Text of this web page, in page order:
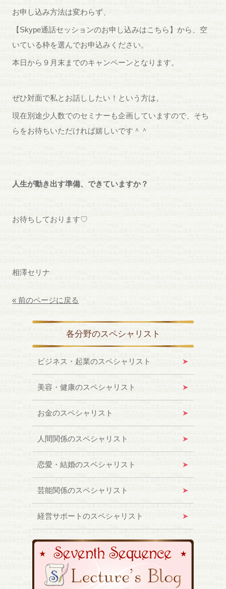
お申し込み方法は変わらず、
【Skype通話セッションのお申し込みはこちら】から、空
いている枠を選んでお申込みください。
本日から９月末までのキャンペーンとなります。
ぜひ対面で私とお話ししたい！という方は、
現在別途少人数でのセミナーも企画していますので、そち
らをお待ちいただければ嬉しいです＾＾
人生が動き出す準備、できていますか？
お待ちしております♡
相澤セリナ
« 前のページに戻る
各分野のスペシャリスト
ビジネス・起業のスペシャリスト
美容・健康のスペシャリスト
お金のスペシャリスト
人間関係のスペシャリスト
恋愛・結婚のスペシャリスト
芸能関係のスペシャリスト
経営サポートのスペシャリスト